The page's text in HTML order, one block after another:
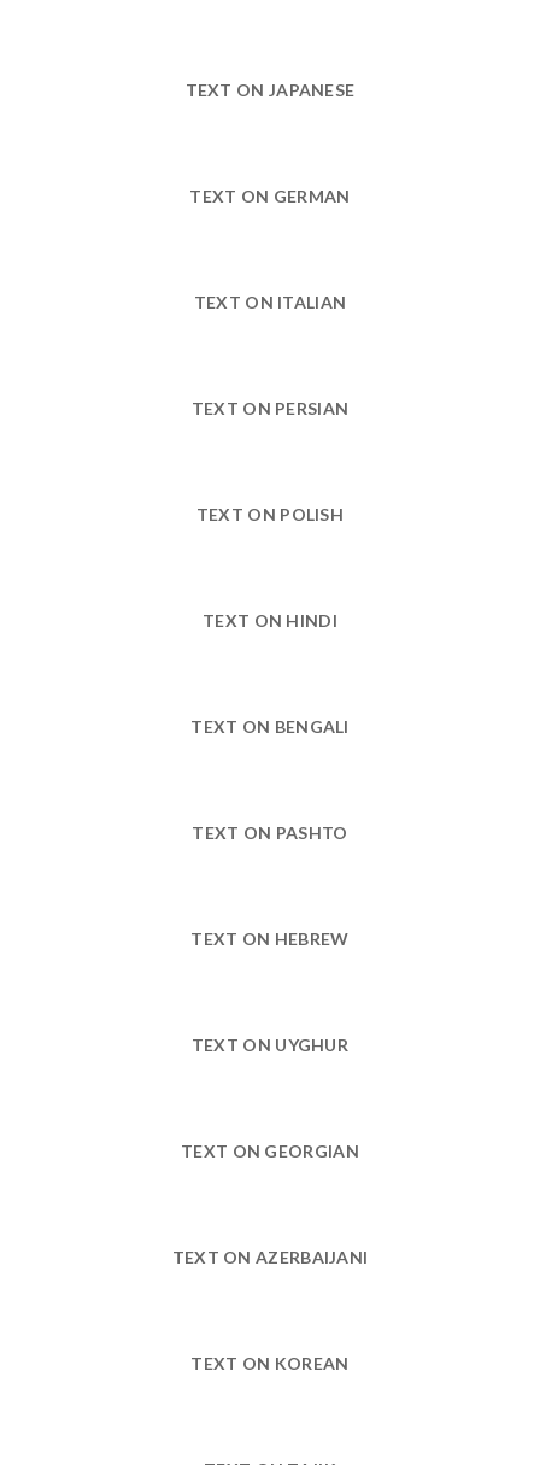
TEXT ON JAPANESE
TEXT ON GERMAN
TEXT ON ITALIAN
TEXT ON PERSIAN
TEXT ON POLISH
TEXT ON HINDI
TEXT ON BENGALI
TEXT ON PASHTO
TEXT ON HEBREW
TEXT ON UYGHUR
TEXT ON GEORGIAN
TEXT ON AZERBAIJANI
TEXT ON KOREAN